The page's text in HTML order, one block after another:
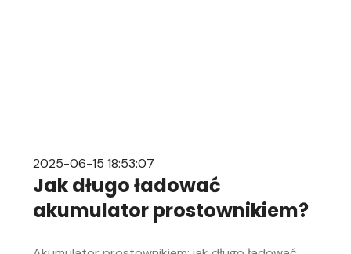
2025-06-15 18:53:07
Jak długo ładować
akumulator prostownikiem?